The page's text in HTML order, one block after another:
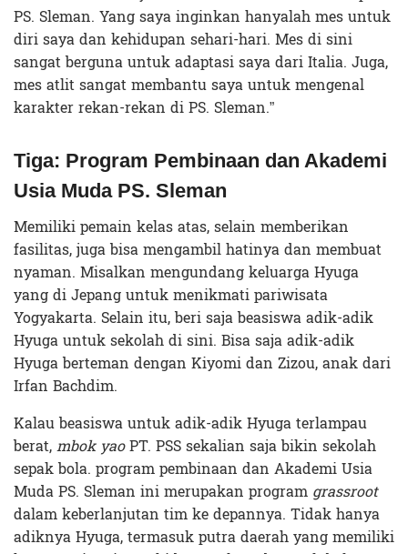
PS. Sleman. Yang saya inginkan hanyalah mes untuk
diri saya dan kehidupan sehari-hari. Mes di sini
sangat berguna untuk adaptasi saya dari Italia. Juga,
mes atlit sangat membantu saya untuk mengenal
karakter rekan-rekan di PS. Sleman.”
Tiga: Program Pembinaan dan Akademi
Usia Muda PS. Sleman
Memiliki pemain kelas atas, selain memberikan
fasilitas, juga bisa mengambil hatinya dan membuat
nyaman. Misalkan mengundang keluarga Hyuga
yang di Jepang untuk menikmati pariwisata
Yogyakarta. Selain itu, beri saja beasiswa adik-adik
Hyuga untuk sekolah di sini. Bisa saja adik-adik
Hyuga berteman dengan Kiyomi dan Zizou, anak dari
Irfan Bachdim.
Kalau beasiswa untuk adik-adik Hyuga terlampau
berat,mbok yaoPT. PSS sekalian saja bikin sekolah
sepak bola. program pembinaan dan Akademi Usia
Muda PS. Sleman ini merupakan program grassroot
dalam keberlanjutan tim ke depannya. Tidak hanya
adiknya Hyuga, termasuk putra daerah yang memiliki